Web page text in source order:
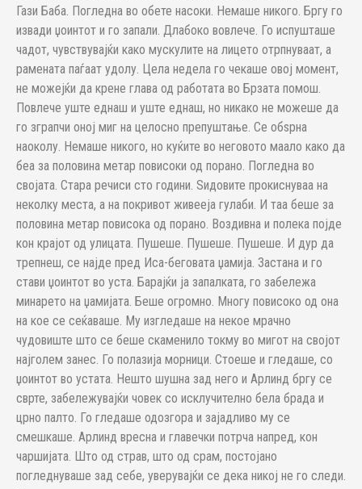
Гази Баба. Погледна во обете насоки. Немаше никого. Бргу го
извади џоинтот и го запали. Длабоко вовлече. Го испушташе
чадот, чувствувајќи како мускулите на лицето отрпнуваат, а
рамената паѓаат удолу. Цела недела го чекаше овој момент,
не можејќи да крене глава од работата во Брзата помош.
Повлече уште еднаш и уште еднаш, но никако не можеше да
го зграпчи оној миг на целосно препуштање. Се обѕрна
наоколу. Немаше никого, но куќите во неговото маало како да
беа за половина метар повисоки од порано. Погледна во
својата. Стара речиси сто години. Ѕидовите прокиснуваа на
неколку места, а на покривот живееја гулаби. И таа беше за
половина метар повисока од порано. Воздивна и полека појде
кон крајот од улицата. Пушеше. Пушеше. Пушеше. И дур да
трепнеш, се најде пред Иса-беговата џамија. Застана и го
стави џоинтот во уста. Барајќи ја запалката, го забележа
минарето на џамијата. Беше огромно. Многу повисоко од она
на кое се сеќаваше. Му изгледаше на некое мрачно
чудовиште што се беше скаменило токму во мигот на својот
најголем занес. Го полазија морници. Стоеше и гледаше, со
џоинтот во устата. Нешто шушна зад него и Арлинд бргу се
сврте, забележувајќи човек со исклучително бела брада и
црно палто. Го гледаше одозгора и зајадливо му се
смешкаше. Арлинд вресна и главечки потрча напред, кон
чаршијата. Што од страв, што од срам, постојано
погледнуваше зад себе, уверувајќи се дека никој не го следи.